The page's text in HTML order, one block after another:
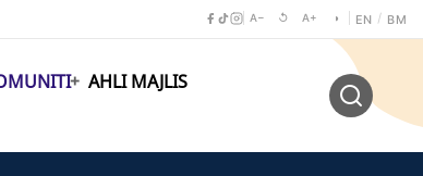
A− ↺ A+ ◑ EN / BM
AHLI MAJLIS